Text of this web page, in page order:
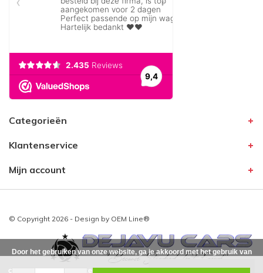
Categorieën
Klantenservice
Mijn account
© Copyright 2026 - Design by OEM Line®
Door het gebruiken van onze website, ga je akkoord met het gebruik van
cookies om onze website te verbeteren.